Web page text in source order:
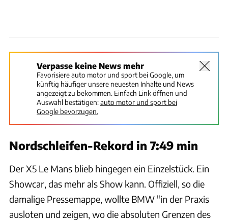
Verpasse keine News mehr
Favorisiere auto motor und sport bei Google, um
künftig häufiger unsere neuesten Inhalte und News
angezeigt zu bekommen. Einfach Link öffnen und
Auswahl bestätigen:auto motor und sport bei
Google bevorzugen.
Nordschleifen-Rekord in 7:49 min
Der X5 Le Mans blieb hingegen ein Einzelstück. Ein
Showcar, das mehr als Show kann. Offiziell, so die
damalige Pressemappe, wollte BMW "in der Praxis
ausloten und zeigen, wo die absoluten Grenzen des